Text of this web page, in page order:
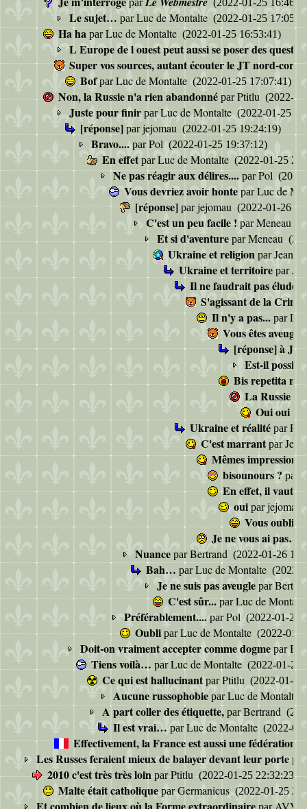
par (2022-01-25
Le sujet… parLuc de Montalte (2022-01-25
Ha ha parLuc de Montalte (2022-01-25 16:53:41)
L Europe de l ouest peut aussi se poser des
Super vos sources, autant écouter le JT nord-
BofparLuc de Montalte (2022-01-25 17:07:41)
Non, la Russie n'a rien abandonné parPtitlu (2022-
Juste pour finir parLuc de Montalte (2022-01-25
[réponse] parjejomau (2022-01-25 19:24:19)
Bravo....parPol(2022-01-25 19:37:12)
En effetparLuc de Montalte (2022-01-25
Ne pas réagir aux délires....parPol
Vous devriez avoir honte parLuc de
[réponse] parjejomau (2022-01-26
C'est un peu facile ! parMeneau
Et si d'aventure parMeneau
Ukraine et religion parJean-
Ukraine et territoire par
Il ne faudrait pas
S'agissant de la
Il n'y a pas... par
Vous êtes aveuglé
[réponse] à
Est-il
Bis repetita
La Russie
Oui oui
Ukraine et réalité par
C'est marrantpar
Mêmes impressions
bisounours ? par
En effet, il vaut
ouiparjejomau
Vous
Je ne vous ai pas…
Nuance parBertrand (2022-01-26
Bah… parLuc de Montalte (2022-
Je ne suis pas aveugle par
C'est sûr...parLuc de
Préférablement.... parPol (2022-01-29
Oubli parLuc de Montalte (2022-01-
Doit-on vraiment accepter comme dogme par
Tiens voilà… parLuc de Montalte (2022-01-25
Ce qui est hallucinantparPtitlu (2022-01-25
Aucune russophobie parLuc de Montalte
A part coller des étiquette, parBertrand
Il est vrai…parLuc de Montalte (2022-
Effectivement, la France est aussi une fédération
Les Russes feraient mieux de balayer devant leur porte
2010 c'est très très loin parPtitlu (2022-01-25 22:32:23)
Malte était catholique parGermanicus (2022-01-25
AVV-